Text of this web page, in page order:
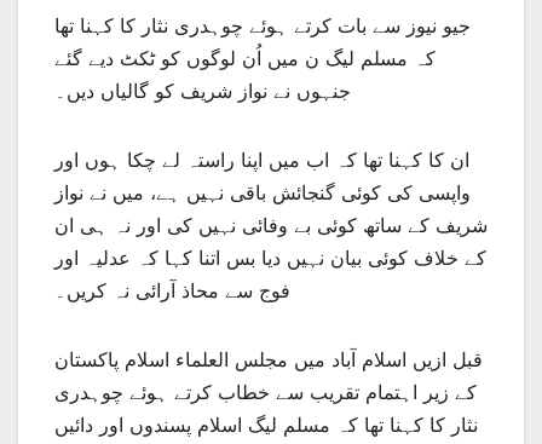
جیو نیوز سے بات کرتے ہوئے چوہدری نثار کا کہنا تھا
کہ مسلم لیگ ن میں اُن لوگوں کو ٹکٹ دیے گئے
جنہوں نے نواز شریف کو گالیاں دیں۔
ان کا کہنا تھا کہ اب میں اپنا راستہ لے چکا ہوں اور
واپسی کی کوئی گنجائش باقی نہیں ہے، میں نے نواز
شریف کے ساتھ کوئی بے وفائی نہیں کی اور نہ ہی ان
کے خلاف کوئی بیان نہیں دیا بس اتنا کہا کہ عدلیہ اور
فوج سے محاذ آرائی نہ کریں۔
قبل ازیں اسلام آباد میں مجلس العلماء اسلام پاکستان
کے زیر اہتمام تقریب سے خطاب کرتے ہوئے چوہدری
نثار کا کہنا تھا کہ مسلم لیگ اسلام پسندوں اور دائیں